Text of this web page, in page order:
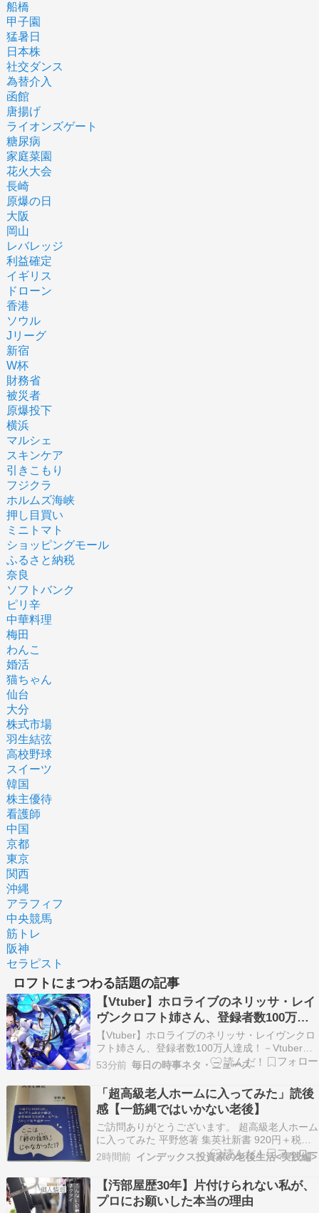
船橋
甲子園
猛暑日
日本株
社交ダンス
為替介入
函館
唐揚げ
ライオンズゲート
糖尿病
家庭菜園
花火大会
長崎
原爆の日
大阪
岡山
レバレッジ
利益確定
イギリス
ドローン
香港
ソウル
Jリーグ
新宿
W杯
財務省
被災者
原爆投下
横浜
マルシェ
スキンケア
引きこもり
フジクラ
ホルムズ海峡
押し目買い
ミニトマト
ショッピングモール
ふるさと納税
奈良
ソフトバンク
ピリ辛
中華料理
梅田
わんこ
婚活
猫ちゃん
仙台
大分
株式市場
羽生結弦
高校野球
スイーツ
韓国
株主優待
看護師
中国
京都
東京
関西
沖縄
アラフィフ
中央競馬
筋トレ
阪神
セラピスト
ロフトにまつわる話題の記事
【Vtuber】ホロライブのネリッサ・レイ
ヴンクロフト姉さん、登録者数100万人
達成！
【Vtuber】ホロライブのネリッサ・レイヴンクロ
フト姉さん、登録者数100万人達成！－Vtuberタ
グ－ホロライブ RSSホロライブ さくらみこ 兎田
ぺこら 宝鐘マリン 戌神ころね 星街すいせい 白上
フブキ今日のNEW（0ﾟ・∀・）+ ﾜｸﾃｶ +1: 名無し
の時事ネタ 202…
53分前 毎日の時事ネタ・ニュース
「超高級老人ホームに入ってみた」読後
感【一筋縄ではいかない老後】
ご訪問ありがとうございます。 超高級老人ホーム
に入ってみた 平野悠著 集英社新書 920円＋税金
時はコロナ禍、ロシアのウクライナ侵攻の頃。
78歳後期高齢者でライブハウス、ロフトの創設者
である平野悠さんは大好きな海を見ながら死にた
いと思うように。 千葉鴨川にできた6000万円…
2時間前 インデックス投資家の老後生活<実践編>
【汚部屋歴30年】片付けられない私が、
プロにお願いした本当の理由